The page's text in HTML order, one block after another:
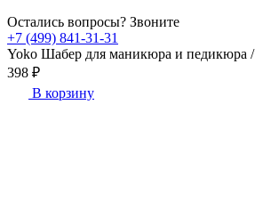
Остались вопросы? Звоните
+7 (499) 841-31-31
Yoko Шабер для маникюра и педикюра
398 ₽
В корзину